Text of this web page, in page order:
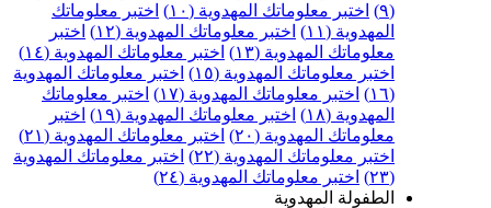
اختبر معلوماتك المهدوية (١٠)
اختبر معلوماتك
اختبر معلوماتك المهدوية (١٢)
اختبر
المهدوية (١٣)
اختبر معلوماتك المهدوية (١٤)
معلوماتك المهدوية (١٥)
اختبر معلوماتك المهدوية
اختبر معلوماتك المهدوية (١٧)
اختبر معلوماتك
اختبر معلوماتك المهدوية (١٩)
اختبر
المهدوية (٢٠)
اختبر معلوماتك المهدوية (٢١)
معلوماتك المهدوية (٢٢)
اختبر معلوماتك المهدوية
اختبر معلوماتك المهدوية (٢٤)
المهدوية